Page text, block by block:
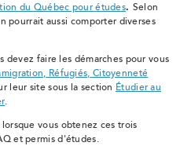
du Québec pour études. Selon
pourrait aussi comporter diverses
devez faire les démarches pour vous
Réfugiés, Citoyenneté
leur site sous la section Étudier au
.
vous obtenez ces trois
et permis d'études.